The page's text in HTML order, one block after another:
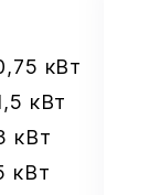
кВт
кВт
кВт
кВт